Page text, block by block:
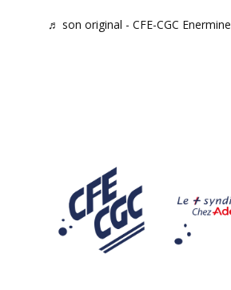
♬ son original - CFE-CGC Enermine